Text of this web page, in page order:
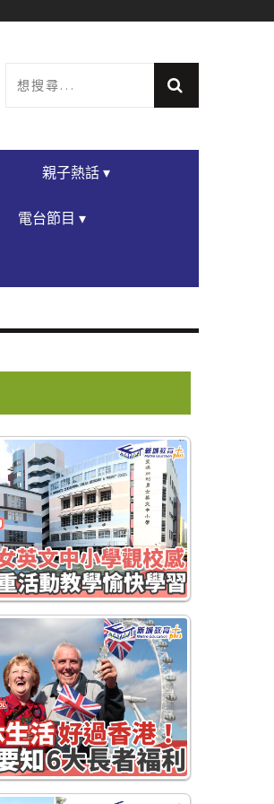
親子熱話 ▾
電台節目 ▾